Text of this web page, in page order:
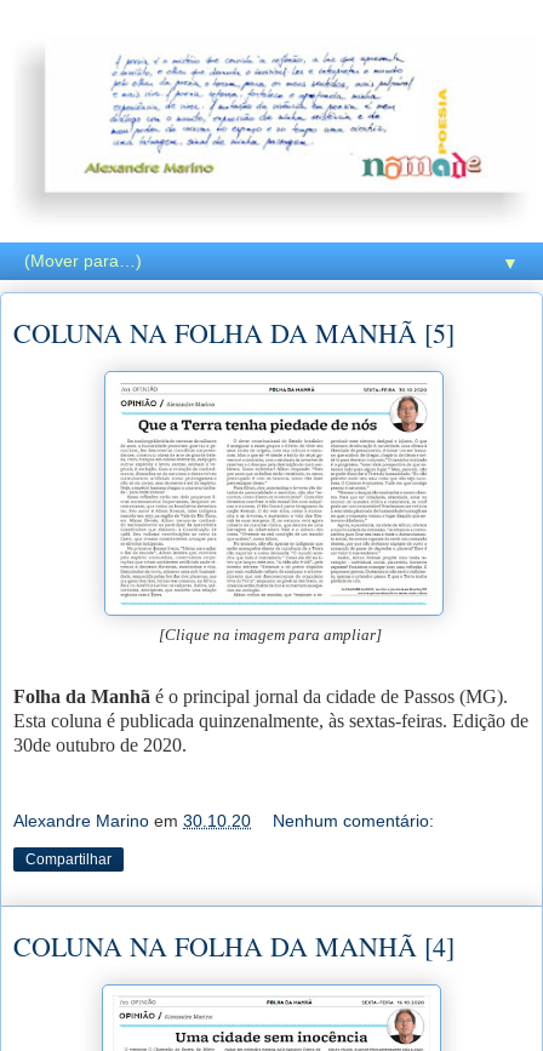
▼
COLUNA NA FOLHA DA MANHÃ [5]
[Clique na imagem para ampliar]
Folha da Manhã é o principal jornal da cidade de Passos (MG).
Esta coluna é publicada quinzenalmente, às sextas-feiras. Edição de
30de outubro de 2020.
Alexandre Marino em 30.10.20 Nenhum comentário:
Compartilhar
COLUNA NA FOLHA DA MANHÃ [4]